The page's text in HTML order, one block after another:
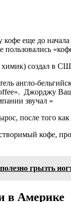
еще до
создал в
англо-
Джорджу
звучал »
после того
кофе,
грызть
в Америке